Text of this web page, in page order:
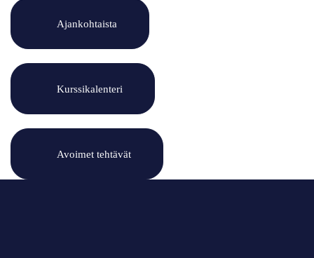
Ajankohtaista
Kurssikalenteri
Avoimet tehtävät